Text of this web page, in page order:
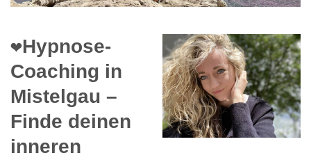
❤️Hypnose-
Coaching in
Mistelgau –
Finde deinen
inneren